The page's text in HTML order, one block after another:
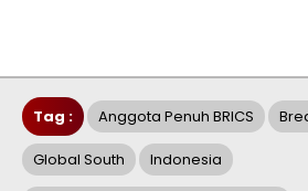
Tag : Anggota Penuh BRICS
Global South Indonesia